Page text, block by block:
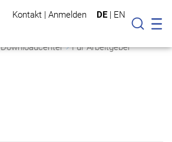
Kontakt | Anmelden DE | EN
Suche
Downloadcenter
Für Arbeitgeber